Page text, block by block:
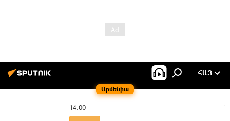
Արմենիա
ՀԱՅ
14:00